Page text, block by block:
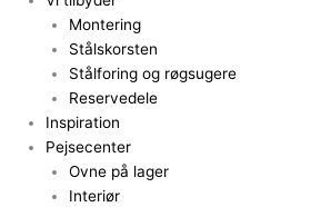
Montering
Stålskorsten
Stålforing og røgsugere
Reservedele
Inspiration
Pejsecenter
Ovne på lager
Interiør